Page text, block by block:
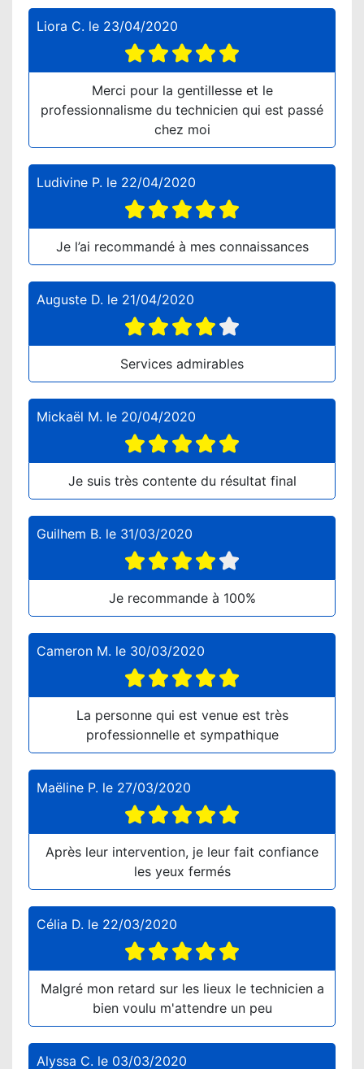
Liora C. le 23/04/2020
Merci pour la gentillesse et le
professionnalisme du technicien qui est passé
chez moi
Ludivine P. le 22/04/2020
Je l’ai recommandé à mes connaissances
Auguste D. le 21/04/2020
Services admirables
Mickaël M. le 20/04/2020
Je suis très contente du résultat final
Guilhem B. le 31/03/2020
Je recommande à 100%
Cameron M. le 30/03/2020
La personne qui est venue est très
professionnelle et sympathique
Maëline P. le 27/03/2020
Après leur intervention, je leur fait confiance
les yeux fermés
Célia D. le 22/03/2020
Malgré mon retard sur les lieux le technicien a
bien voulu m'attendre un peu
Alyssa C. le 03/03/2020